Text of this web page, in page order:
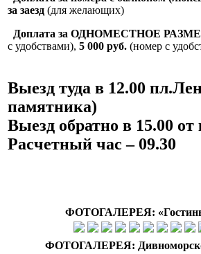
за заезд (для желающих)
Доплата за ОДНОМЕСТНОЕ
с удобствами), 5 000 руб. (номер с
Выезд туда в 12.00
памятника)
Выезд обратно в 15.00 от
Расчетный час – 09.30
ФОТОГАЛЕРЕЯ:
ФОТОГАЛЕРЕЯ: